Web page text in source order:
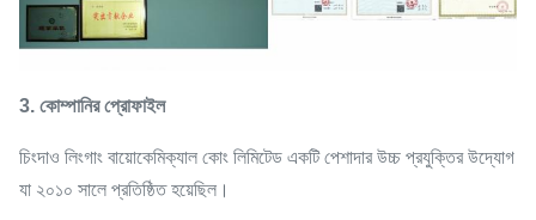
3. কোম্পানির প্রোফাইল
চিংদাও লিংগাং বায়োকেমিক্যাল কোং লিমিটেড একটি পেশাদার উচ্চ প্রযুক্তির উদ্যোগ
যা ২০১০ সালে প্রতিষ্ঠিত হয়েছিল।